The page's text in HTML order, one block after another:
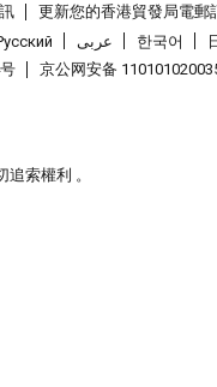
更新您的香港貿發局電郵
عربى 한국어
京公网安备
索權利 。